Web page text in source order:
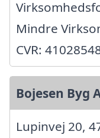
Mindre
CVR:
Bojesen Byg
Lupinvej 20,